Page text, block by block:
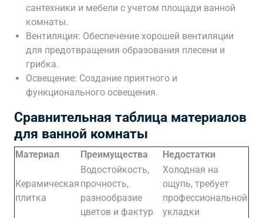
сантехники и мебели с учетом площади ванной
комнаты.
Вентиляция: Обеспечение хорошей вентиляции
для предотвращения образования плесени и
грибка.
Освещение: Создание приятного и
функционального освещения.
Сравнительная таблица материалов
для ванной комнаты
Материал Преимущества Недостатки
Керамическая
плитка
Водостойкость,
прочность,
разнообразие
цветов и фактур
Холодная на
ощупь, требует
профессиональной
укладки